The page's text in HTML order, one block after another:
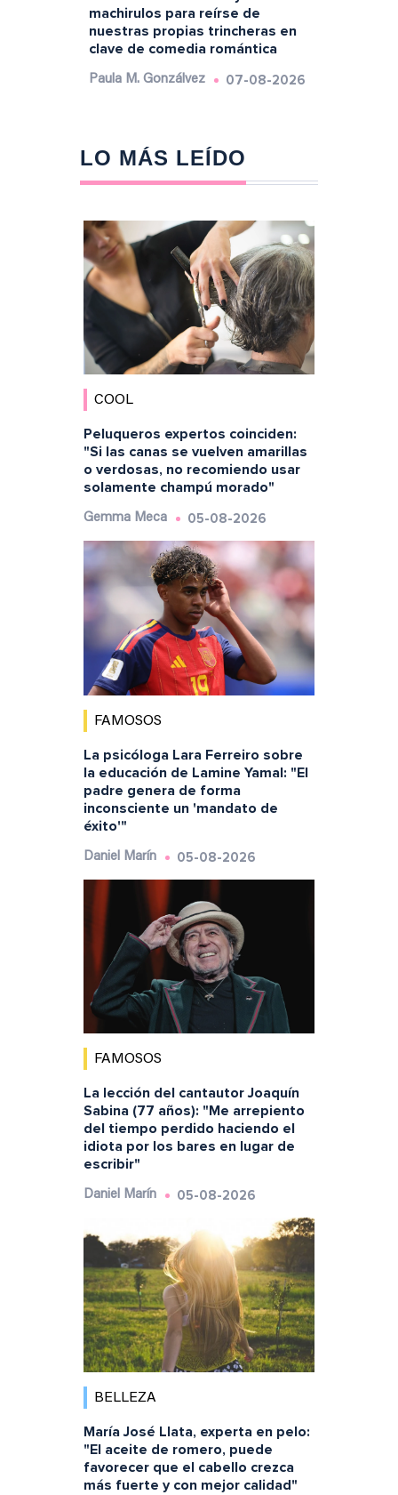
machirulos para reírse de
nuestras propias trincheras en
clave de comedia romántica
Paula M. Gonzálvez 07-08-2026
LO MÁS LEÍDO
COOL
Peluqueros expertos coinciden:
"Si las canas se vuelven amarillas
o verdosas, no recomiendo usar
solamente champú morado"
Gemma Meca 05-08-2026
FAMOSOS
La psicóloga Lara Ferreiro sobre
la educación de Lamine Yamal: "El
padre genera de forma
inconsciente un 'mandato de
éxito'"
Daniel Marín 05-08-2026
FAMOSOS
La lección del cantautor Joaquín
Sabina (77 años): "Me arrepiento
del tiempo perdido haciendo el
idiota por los bares en lugar de
escribir"
Daniel Marín 05-08-2026
BELLEZA
María José Llata, experta en pelo:
"El aceite de romero, puede
favorecer que el cabello crezca
más fuerte y con mejor calidad"